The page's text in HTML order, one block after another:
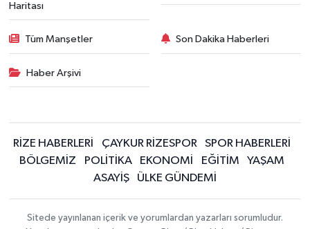
Haritası
Tüm Manşetler Son Dakika Haberleri
Haber Arşivi
RİZE HABERLERİ ÇAYKUR RİZESPOR
SPOR HABERLERİ
BÖLGEMİZ
POLİTİKA EKONOMİ EĞİTİM
YAŞAM
ASAYİŞ
ÜLKE GÜNDEMİ
Sitede yayınlanan içerik ve yorumlardan yazarları sorumludur.